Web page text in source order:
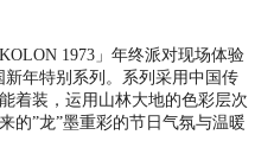
1973」年终派对现场体验
新年特别系列。系列采用中国传
着装，运用山林大地的色彩层次
的”龙”墨重彩的节日气氛与温暖